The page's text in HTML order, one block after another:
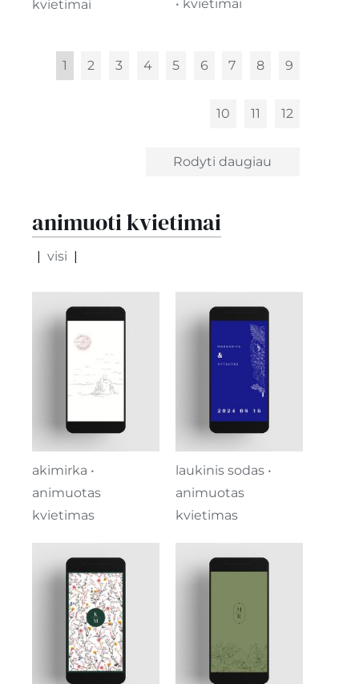
kvietimai • kvietimai
1 2 3 4 5 6 7 8 9
10 11 12
Rodyti daugiau
animuoti kvietimai
visi
akimirka •
animuotas
kvietimas
laukinis sodas •
animuotas
kvietimas